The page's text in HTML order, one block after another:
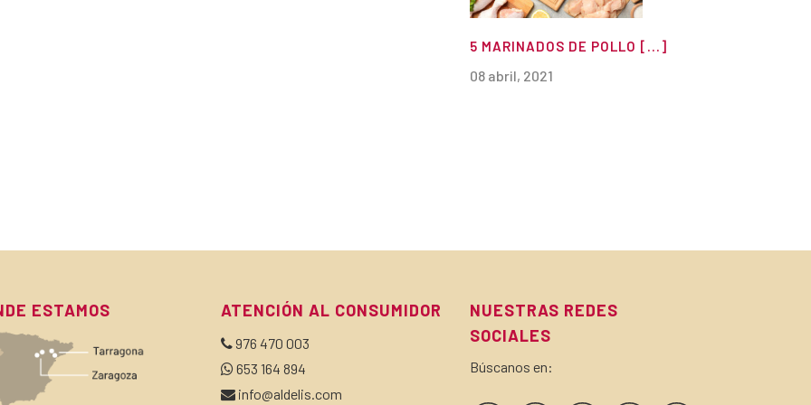
5 MARINADOS DE POLLO [...]
08 abril, 2021
ESTAMOS ATENCIÓN AL CONSUMIDOR
976 470 003
653 164 894
info@aldelis.com
NUESTRAS REDES
SOCIALES
Búscanos en: